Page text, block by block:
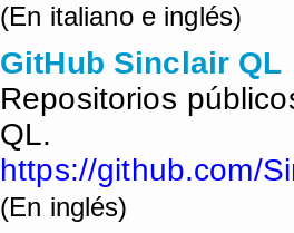
(En italiano e inglés)
GitHub Sinclair QL
Repositorios
QL.
https://github.com/
(En inglés)